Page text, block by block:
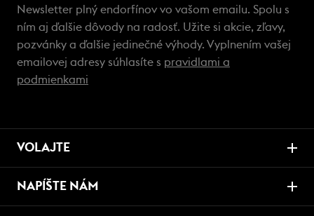
Newsletter plný endorfínov vo vašom emailu. Spolu s
ním aj ďalšie dôvody na radosť. Užite si akcie, zľavy,
pozvánky a ďalšie jedinečné výhody. Vyplnením vašej
emailovej adresy súhlasíte s pravidlami a
podmienkami
VOLAJTE
NAPÍŠTE NÁM